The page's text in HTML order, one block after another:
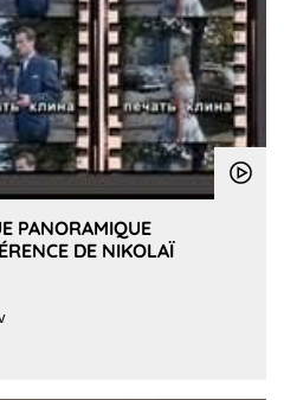
PANORAMIQUE
DE NIKOLAÏ